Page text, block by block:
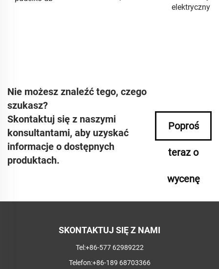
elektryczny
Nie możesz znaleźć tego, czego
szukasz?
Skontaktuj się z naszymi
konsultantami, aby uzyskać
informacje o dostępnych
produktach.
Poproś
teraz o
wycenę
SKONTAKTUJ SIĘ Z NAMI
Tel:+86-577 62989222
Telefon:+86-189 68703366